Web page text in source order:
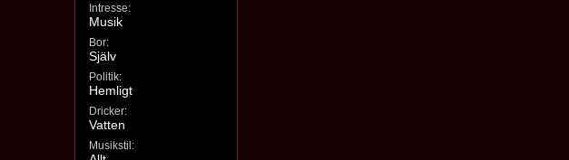
Intresse:
Musik
Bor:
Själv
Politik:
Hemligt
Dricker:
Vatten
Musikstil: